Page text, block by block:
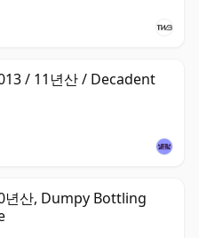
/ 11년산 / Decadent
산, Dumpy Bottling